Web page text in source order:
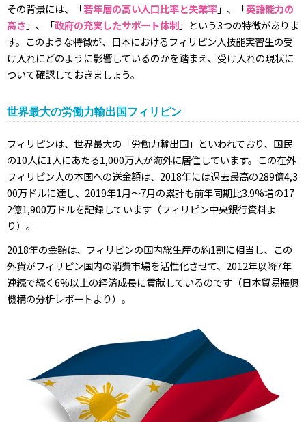
その背景には、「若年層の高い人口比率と失業率」、「英語能力の
高さ 」、「政府の充実したサポート体制」という3つの特徴がありま
す。このような特徴が、日本におけるフィリピン人技能実習生の受
け入れにどのように影響しているのかを踏まえ、受け入れの現状に
ついて確認しておきましょう。
世界最大の労働力輸出国フィリピン
フィリピンは、世界最大の「労働力輸出国」といわれており、国民
の10人に1人にあたる1,000万人が海外に居住しています。この在外
フィリピン人の本国への送金額は、2018年には過去最高の289億4,3
00万ドルに達し、2019年1月～7月の累計も前年同期比3.9%増の17
2億1,900万ドルを記録しています（フィリピン中央銀行資料よ
り）。
2018年の金額は、フィリピンの国内総生産の約1割に相当し、この
外貨がフィリピン国内の消費市場を活性化させて、2012年以降7年
連続で続く6%以上の経済成長に貢献しているのです（日本貿易振興
機構の分析レポートより）。